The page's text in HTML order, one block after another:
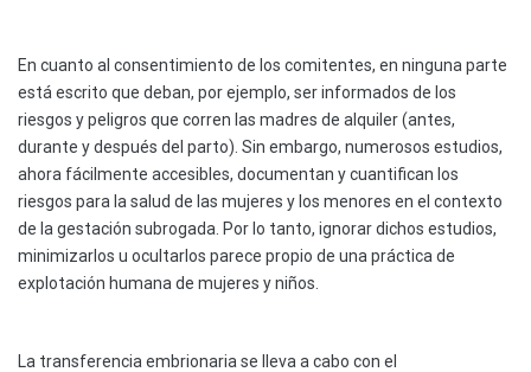
En cuanto al consentimiento de los comitentes, en ninguna parte
está escrito que deban, por ejemplo, ser informados de los
riesgos y peligros que corren las madres de alquiler (antes,
durante y después del parto). Sin embargo, numerosos estudios,
ahora fácilmente accesibles, documentan y cuantifican los
riesgos para la salud de las mujeres y los menores en el contexto
de la gestación subrogada. Por lo tanto, ignorar dichos estudios,
minimizarlos u ocultarlos parece propio de una práctica de
explotación humana de mujeres y niños.
La transferencia embrionaria se lleva a cabo con el